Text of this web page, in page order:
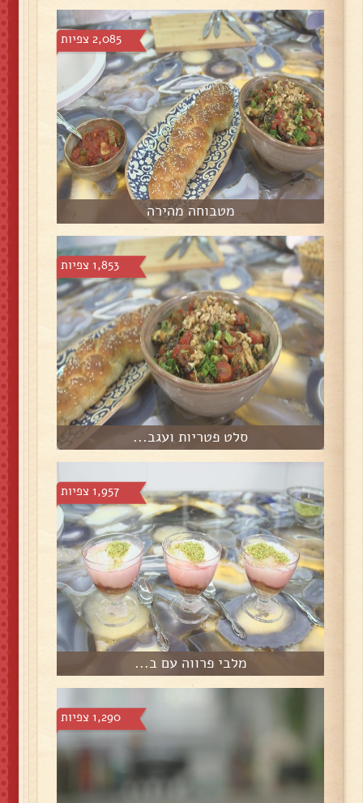
2,085 צפיות
מטבוחה מהירה
1,853 צפיות
סלט פטריות ועגב...
1,957 צפיות
מלבי פרווה עם ב...
1,290 צפיות